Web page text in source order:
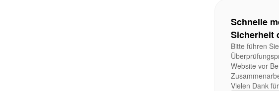
Schnelle
Sicherheit
Bitte führen
Website vor
Vielen Dank